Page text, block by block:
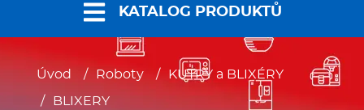
Reference
Partneři
KATALOG PRODUKTŮ
Nabídky a
katalogy
Vstoupit
Úvod / Roboty / KUTRY a BLIXÉRY
/ BLIXERY